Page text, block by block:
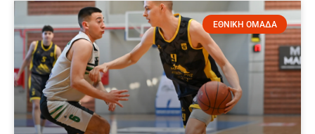
ΕΘΝΙΚΗ ΟΜΑΔΑ